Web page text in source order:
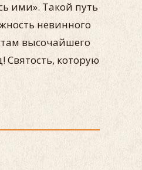
ими». Такой путь
невинного
высочайшего
Святость, которую